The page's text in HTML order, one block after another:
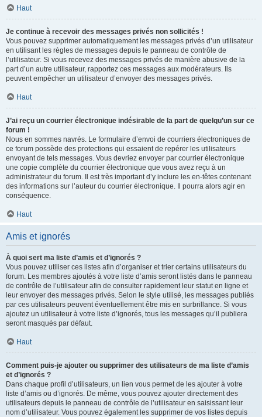
Haut
Je continue à recevoir des messages privés non sollicités !
Vous pouvez supprimer automatiquement les messages privés d’un utilisateur
en utilisant les règles de messages depuis le panneau de contrôle de
l’utilisateur. Si vous recevez des messages privés de manière abusive de la
part d’un autre utilisateur, rapportez ces messages aux modérateurs. Ils
peuvent empêcher un utilisateur d’envoyer des messages privés.
Haut
J’ai reçu un courrier électronique indésirable de la part de quelqu’un sur ce
forum !
Nous en sommes navrés. Le formulaire d’envoi de courriers électroniques de
ce forum possède des protections qui essaient de repérer les utilisateurs
envoyant de tels messages. Vous devriez envoyer par courrier électronique
une copie complète du courrier électronique que vous avez reçu à un
administrateur du forum. Il est très important d’y inclure les en-têtes contenant
des informations sur l’auteur du courrier électronique. Il pourra alors agir en
conséquence.
Haut
Amis et ignorés
À quoi sert ma liste d’amis et d’ignorés ?
Vous pouvez utiliser ces listes afin d’organiser et trier certains utilisateurs du
forum. Les membres ajoutés à votre liste d’amis seront listés dans le panneau
de contrôle de l’utilisateur afin de consulter rapidement leur statut en ligne et
leur envoyer des messages privés. Selon le style utilisé, les messages publiés
par ces utilisateurs peuvent éventuellement être mis en surbrillance. Si vous
ajoutez un utilisateur à votre liste d’ignorés, tous les messages qu’il publiera
seront masqués par défaut.
Haut
Comment puis-je ajouter ou supprimer des utilisateurs de ma liste d’amis
et d’ignorés ?
Dans chaque profil d’utilisateurs, un lien vous permet de les ajouter à votre
liste d’amis ou d’ignorés. De même, vous pouvez ajouter directement des
utilisateurs depuis le panneau de contrôle de l’utilisateur en saisissant leur
nom d’utilisateur. Vous pouvez également les supprimer de vos listes depuis